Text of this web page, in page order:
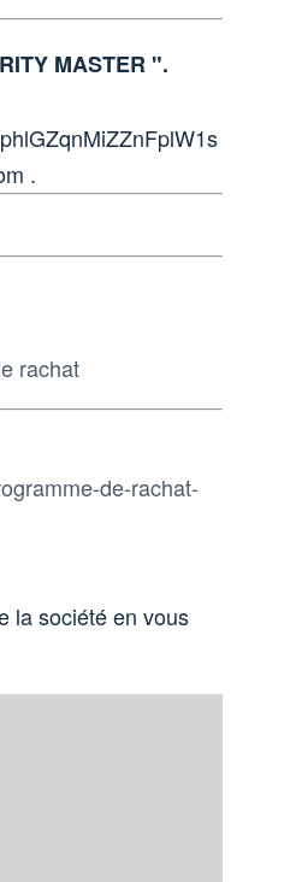
MASTER ".
.
rachat
de-rachat-
la société en vous